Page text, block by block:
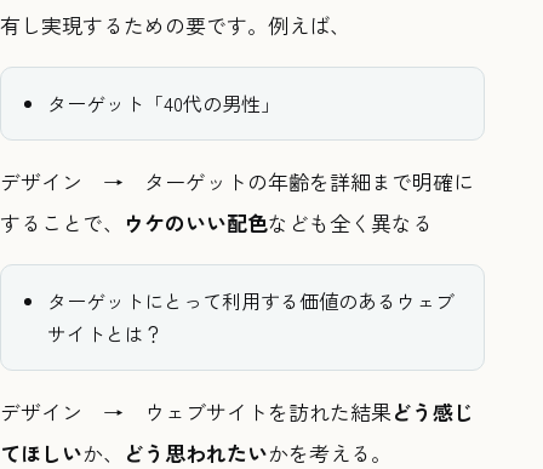
有し実現するための要です。例えば、
ターゲット「40代の男性」
デザイン → ターゲットの年齢を詳細まで明確に
することで、 ウケのいい配色なども全く異なる
ターゲットにとって利用する価値のあるウェブ
サイトとは？
デザイン → ウェブサイトを訪れた結果どう感じ
てほしいか、 どう思われたいかを考える。